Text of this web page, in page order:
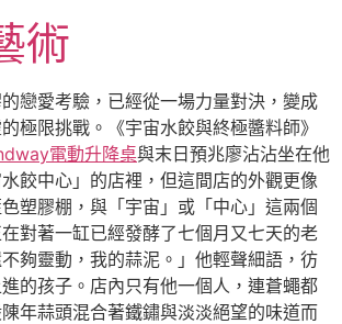
術
戀愛考驗，已經從一場力量對決，變成
極限挑戰。《宇宙水餃與終極醬料師》
電動升降桌與末日預兆廖沾沾坐在他
餃中心」的店裡，但這間店的外觀更像
塑膠棚，與「宇宙」或「中心」這兩個
對著一缸已經發酵了七個月又七天的老
夠靈動，我的蒜泥。」他輕聲細語，彷
的孩子。店內只有他一個人，連蒼蠅都
年蒜頭混合著鐵鏽與淡淡絕望的味道而